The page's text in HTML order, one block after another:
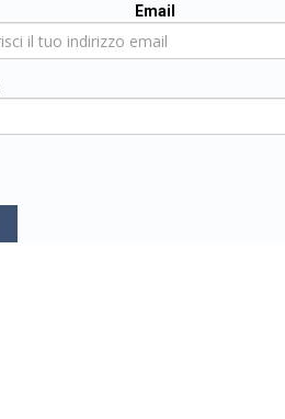
Email